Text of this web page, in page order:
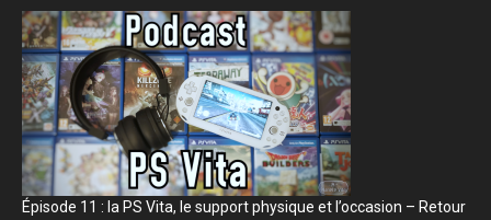
Épisode 11 : la PS Vita, le support physique et l’occasion – Retour